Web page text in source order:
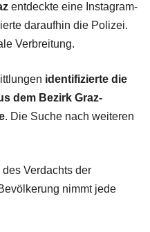
entdeckte eine Instagram-
daraufhin die Polizei.
Verbreitung.
identifizierte die
dem Bezirk Graz-
. Die Suche nach weiteren
Verdachts der
nimmt jede